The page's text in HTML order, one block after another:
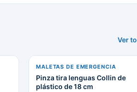
Ver
MALETAS DE EMERGENCIA
Pinza tira lenguas Collin de
plástico de 18 cm